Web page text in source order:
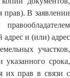
прав). В заявлении
адрес и (или) адрес
участков,
указанного срока,
их прав в связи с